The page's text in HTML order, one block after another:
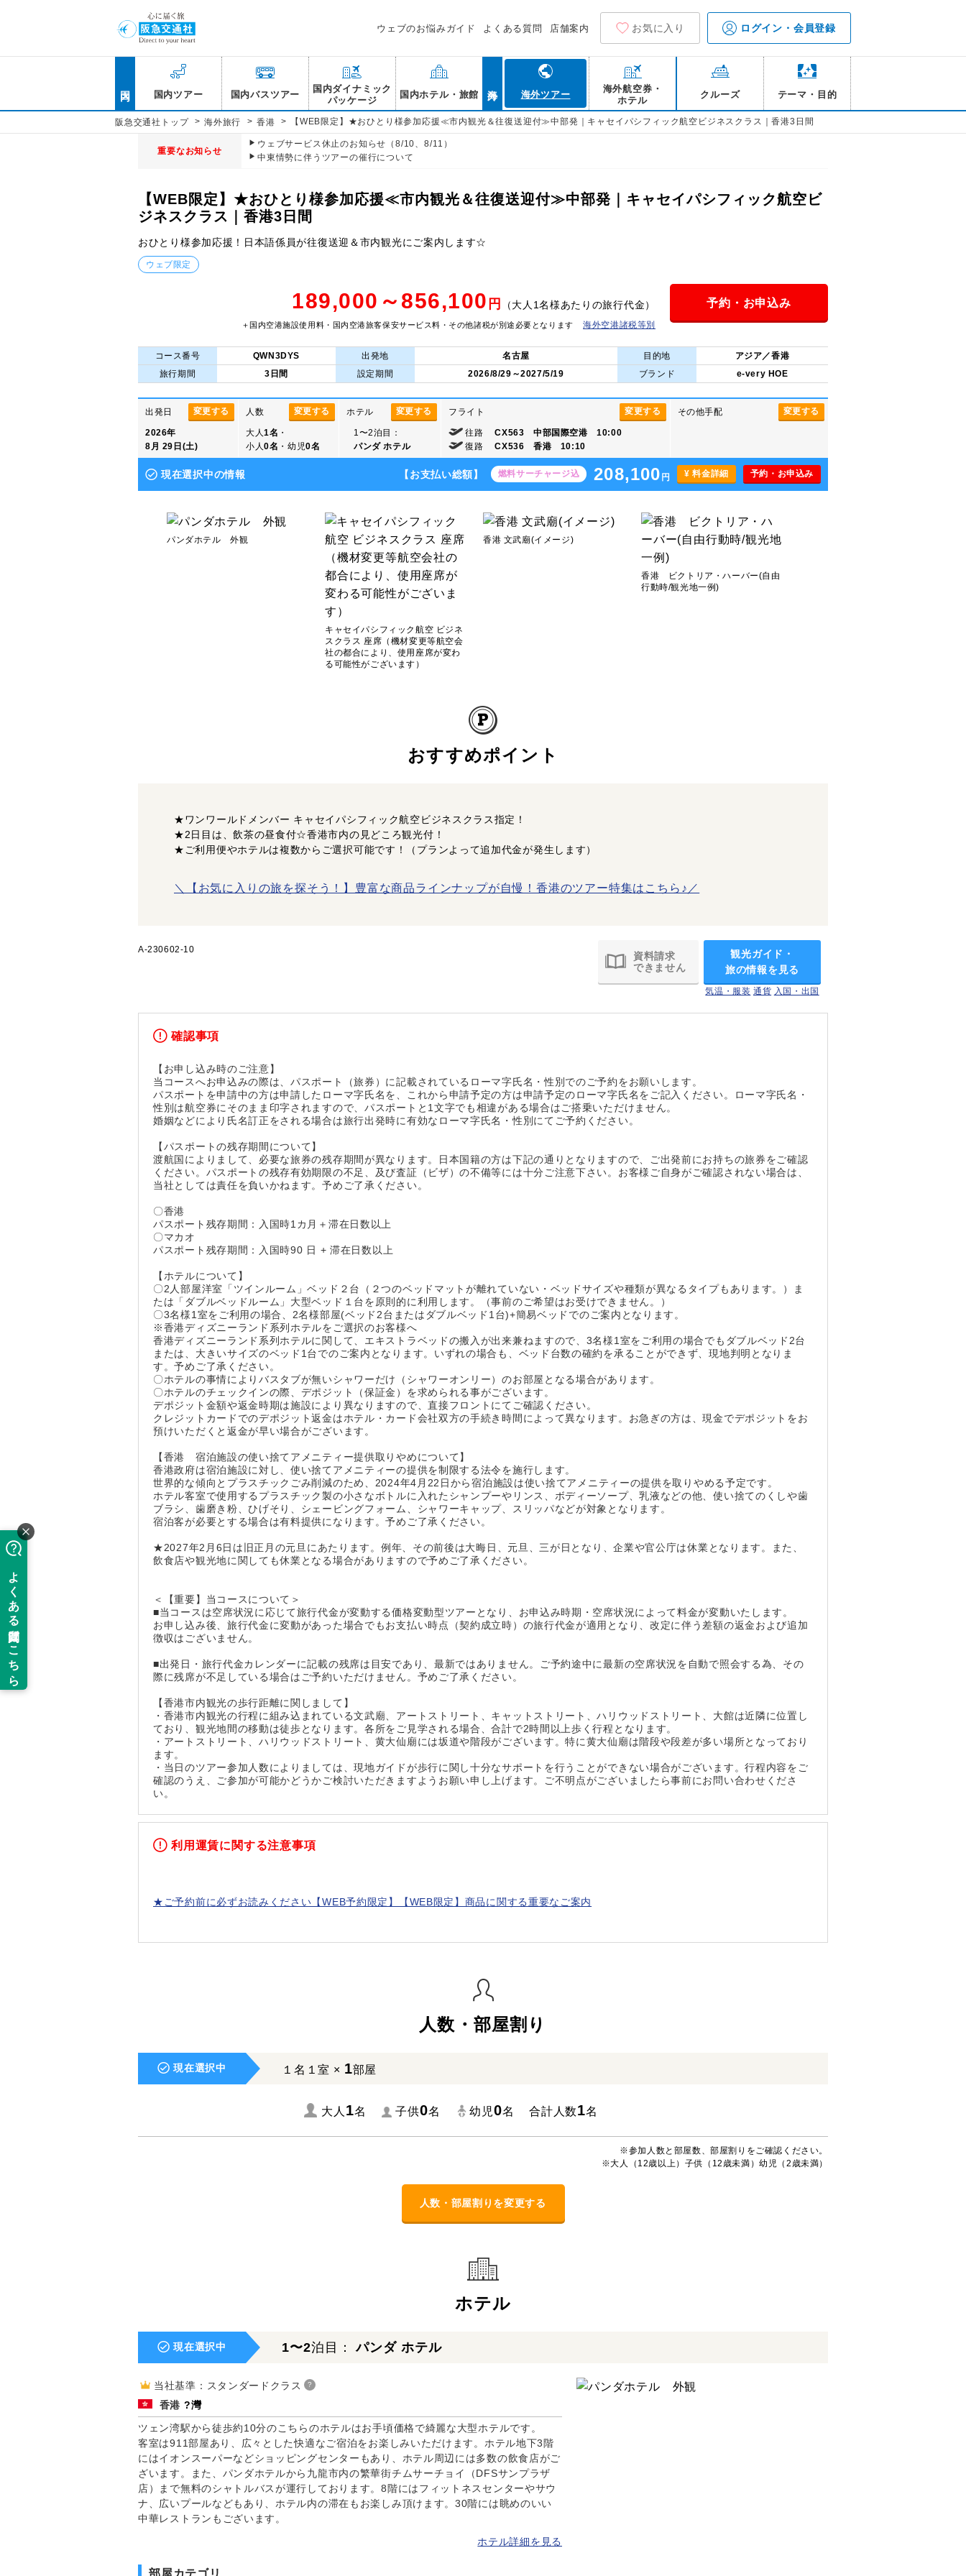
ウェブのお悩みガイド よくある質問 店舗案内 お気に入り ログイン・会員登録
国内ツアー 国内バスツアー
国内ダイナミック
パッケージ
国内ホテル・旅館 海外ツアー
海外航空券・
ホテル
クルーズ テーマ・目的
阪急交通社トップ > 海外旅行 > 香港 > 【WEB限定】★おひとり様参加応援≪市内観光＆往復送迎付≫中部発｜キャセイパシフィック航空ビジネスクラス｜香港3日間
重要なお知らせ
ウェブサービス休止のお知らせ（8/10、8/11）
中東情勢に伴うツアーの催行について
【WEB限定】★おひとり様参加応援≪市内観光＆往復送迎付≫中部発｜キャセイパシフィック航空ビ
ジネスクラス｜香港3日間
おひとり様参加応援！日本語係員が往復送迎＆市内観光にご案内します☆
ウェブ限定
189,000～856,100 円 （大人1名様あたりの旅行代金）
＋国内空港施設使用料・国内空港旅客保安サービス料・その他諸税が別途必要となります 海外空港諸税等別
予約・お申込み
コース番号 QWN3DYS 出発地 名古屋 目的地
アジア／香港
旅行期間
3日間 設定期間 2026/8/29～2027/5/19 ブランド e-very HOE
変更する
出発日
2026年
8月 29日(土)
変更する
人数
大人1名 ・
小人0名 ・幼児0名
変更する
ホテル
1〜2泊目：
パンダ ホテル
変更する
フライト
往路
CX563 中部国際空港 10:00
復路
CX536 香港 10:10
変更する
その他手配
現在選択中の情報 【お支払い総額】 燃料サーチャージ込 208,100 円 ¥ 料金詳細 予約・お申込み
パンダホテル 外観
キャセイパシフィック航空 ビジネ
スクラス 座席（機材変更等航空会
社の都合により、使用座席が変わ
る可能性がございます）
香港 文武廟(イメージ)
香港 ビクトリア・ハーバー(自由
行動時/観光地一例)
おすすめポイント
★ワンワールドメンバー キャセイパシフィック航空ビジネスクラス指定！
★2日目は、飲茶の昼食付☆香港市内の見どころ観光付！
★ご利用便やホテルは複数からご選択可能です！（プランよって追加代金が発生します）
＼【お気に入りの旅を探そう！】豊富な商品ラインナップが自慢！香港のツアー特集はこちら♪／
A-230602-10
資料請求
できません
観光ガイド・
旅の情報を見る
気温・服装 通貨 入国・出国
確認事項
【お申し込み時のご注意】
当コースへお申込みの際は、パスポート（旅券）に記載されているローマ字氏名・性別でのご予約をお願いします。
パスポートを申請中の方は申請したローマ字氏名を、これから申請予定の方は申請予定のローマ字氏名をご記入ください。ローマ字氏名・
性別は航空券にそのまま印字されますので、パスポートと1文字でも相違がある場合はご搭乗いただけません。
婚姻などにより氏名訂正をされる場合は旅行出発時に有効なローマ字氏名・性別にてご予約ください。
【パスポートの残存期間について】
渡航国によりまして、必要な旅券の残存期間が異なります。日本国籍の方は下記の通りとなりますので、ご出発前にお持ちの旅券をご確認
ください。パスポートの残存有効期限の不足、及び査証（ビザ）の不備等には十分ご注意下さい。お客様ご自身がご確認されない場合は、
当社としては責任を負いかねます。予めご了承ください。
〇香港
パスポート残存期間：入国時1カ月＋滞在日数以上
〇マカオ
パスポート残存期間：入国時90 日 + 滞在日数以上
【ホテルについて】
〇2人部屋洋室「ツインルーム」ベッド２台（２つのベッドマットが離れていない・ベッドサイズや種類が異なるタイプもあります。）ま
たは「ダブルベッドルーム」大型ベッド１台を原則的に利用します。（事前のご希望はお受けできません。）
〇3名様1室をご利用の場合、2名様部屋(ベッド2台またはダブルベッド1台)+簡易ベッドでのご案内となります。
※香港ディズニーランド系列ホテルをご選択のお客様へ
香港ディズニーランド系列ホテルに関して、エキストラベッドの搬入が出来兼ねますので、3名様1室をご利用の場合でもダブルベッド2台
または、大きいサイズのベッド1台でのご案内となります。いずれの場合も、ベッド台数の確約を承ることができず、現地判明となりま
す。予めご了承ください。
〇ホテルの事情によりバスタブが無いシャワーだけ（シャワーオンリー）のお部屋となる場合があります。
〇ホテルのチェックインの際、デポジット（保証金）を求められる事がございます。
デポジット金額や返金時期は施設により異なりますので、直接フロントにてご確認ください。
クレジットカードでのデポジット返金はホテル・カード会社双方の手続き時間によって異なります。お急ぎの方は、現金でデポジットをお
預けいただくと返金が早い場合がございます。
【香港 宿泊施設の使い捨てアメニティー提供取りやめについて】
香港政府は宿泊施設に対し、使い捨てアメニティーの提供を制限する法令を施行します。
世界的な傾向とプラスチックごみ削減のため、2024年4月22日から宿泊施設は使い捨てアメニティーの提供を取りやめる予定です。
ホテル客室で使用するプラスチック製の小さなボトルに入れたシャンプーやリンス、ボディーソープ、乳液などの他、使い捨てのくしや歯
ブラシ、歯磨き粉、ひげそり、シェービングフォーム、シャワーキャップ、スリッパなどが対象となります。
宿泊客が必要とする場合は有料提供になります。予めご了承ください。
★2027年2月6日は旧正月の元旦にあたります。例年、その前後は大晦日、元旦、三が日となり、企業や官公庁は休業となります。また、
飲食店や観光地に関しても休業となる場合がありますので予めご了承ください。
＜【重要】当コースについて＞
■当コースは空席状況に応じて旅行代金が変動する価格変動型ツアーとなり、お申込み時期・空席状況によって料金が変動いたします。
お申し込み後、旅行代金に変動があった場合でもお支払い時点（契約成立時）の旅行代金が適用となり、改定に伴う差額の返金および追加
徴収はございません。
■出発日・旅行代金カレンダーに記載の残席は目安であり、最新ではありません。ご予約途中に最新の空席状況を自動で照会する為、その
際に残席が不足している場合はご予約いただけません。予めご了承ください。
【香港市内観光の歩行距離に関しまして】
・香港市内観光の行程に組み込まれている文武廟、アートストリート、キャットストリート、ハリウッドストリート、大館は近隣に位置し
ており、観光地間の移動は徒歩となります。各所をご見学される場合、合計で2時間以上歩く行程となります。
・アートストリート、ハリウッドストリート、黄大仙廟には坂道や階段がございます。特に黄大仙廟は階段や段差が多い場所となっており
ます。
・当日のツアー参加人数によりましては、現地ガイドが歩行に関し十分なサポートを行うことができない場合がございます。行程内容をご
確認のうえ、ご参加が可能かどうかご検討いただきますようお願い申し上げます。ご不明点がございましたら事前にお問い合わせくださ
い。
利用運賃に関する注意事項
★ご予約前に必ずお読みください【WEB予約限定】【WEB限定】商品に関する重要なご案内
人数・部屋割り
現在選択中 １名１室 × 1部屋
大人 1名 子供0名 幼児0名 合計人数1名
※参加人数と部屋数、部屋割りをご確認ください。
※大人（12歳以上）子供（12歳未満）幼児（2歳未満）
人数・部屋割りを変更する
ホテル
現在選択中 1〜2泊目：パンダ ホテル
当社基準：スタンダードクラス ?
香港 ?灣
ツェン湾駅から徒歩約10分のこちらのホテルはお手頃価格で綺麗な大型ホテルです。
客室は911部屋あり、広々とした快適なご宿泊をお楽しみいただけます。ホテル地下3階
にはイオンスーパーなどショッピングセンターもあり、ホテル周辺には多数の飲食店がご
ざいます。また、パンダホテルから九龍市内の繁華街チムサーチョイ（DFSサンプラザ
店）まで無料のシャトルバスが運行しております。8階にはフィットネスセンターやサウ
ナ、広いプールなどもあり、ホテル内の滞在もお楽しみ頂けます。30階には眺めのいい
中華レストランもございます。
ホテル詳細を見る
部屋カテゴリ